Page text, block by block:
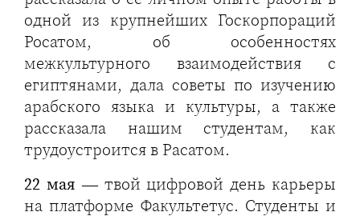
одной из крупнейших Госкорпораций
Росатом, об особенностях
межкультурного взаимодействия с
египтянами, дала советы по изучению
арабского языка и культуры, а также
рассказала нашим студентам, как
трудоустроится в Расатом.
22 мая — твой цифровой день карьеры
на платформе Факультетус. Студенты и